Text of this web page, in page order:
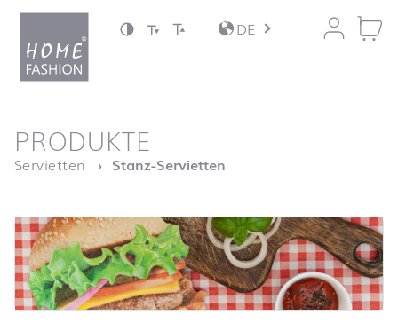
Zum Inhalt springen
DE
Startseite
PRODUKTE
Servietten Stanz-Servietten